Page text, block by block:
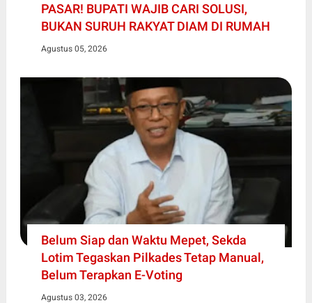
PASAR! BUPATI WAJIB CARI SOLUSI,
BUKAN SURUH RAKYAT DIAM DI RUMAH
Agustus 05, 2026
Belum Siap dan Waktu Mepet, Sekda
Lotim Tegaskan Pilkades Tetap Manual,
Belum Terapkan E-Voting
Agustus 03, 2026